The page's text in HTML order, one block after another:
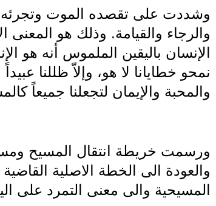
وشددت على تقصده الموت وتجرئه
والرجاء والقيامة. وذلك هو
الإنسان باليقين الملموس أنه
نمحو خطايانا لا هو، وإلاّ ظللنا
والمحبة والإيمان لتجعلنا جميعاً
ورسمت خريطة انتقال المسيح
والعودة الى الخطة الاصلية
المسيحية والى معنى التمرد